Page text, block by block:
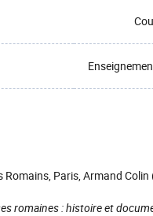
Romains, Paris, Armand
romaines : histoire et